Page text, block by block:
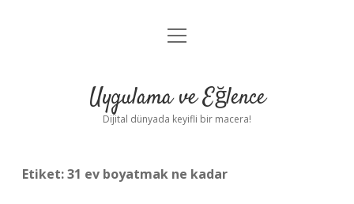
Anasayfa
Yasal Uyarı
menüyü
Uygulama ve Eğlence
Dijital dünyada keyifli bir macera!
Etiket:31 ev boyatmak ne kadar